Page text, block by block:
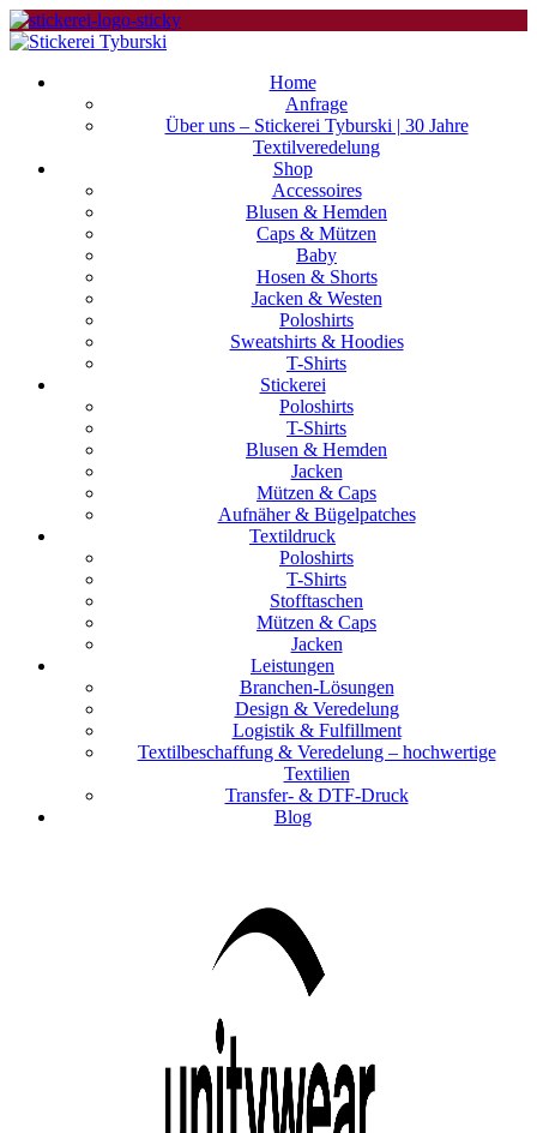
Home
Anfrage
Über uns – Stickerei Tyburski | 30 Jahre
Textilveredelung
Shop
Accessoires
Blusen & Hemden
Caps & Mützen
Baby
Hosen & Shorts
Jacken & Westen
Poloshirts
Sweatshirts & Hoodies
T-Shirts
Stickerei
Poloshirts
T-Shirts
Blusen & Hemden
Jacken
Mützen & Caps
Aufnäher & Bügelpatches
Textildruck
Poloshirts
T-Shirts
Stofftaschen
Mützen & Caps
Jacken
Leistungen
Branchen-Lösungen
Design & Veredelung
Logistik & Fulfillment
Textilbeschaffung & Veredelung – hochwertige
Textilien
Transfer- & DTF-Druck
Blog